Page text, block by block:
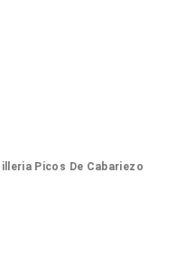
Picos De Cabariezo